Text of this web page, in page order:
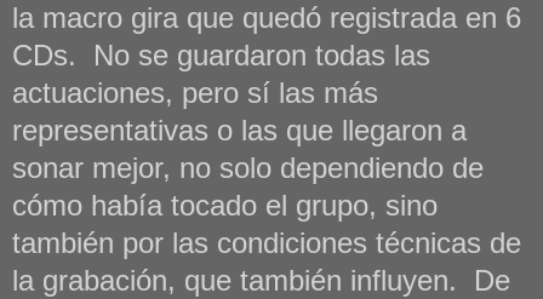
la macro gira que quedó registrada en 6
CDs. No se guardaron todas las
actuaciones, pero sí las más
representativas o las que llegaron a
sonar mejor, no solo dependiendo de
cómo había tocado el grupo, sino
también por las condiciones técnicas de
la grabación, que también influyen. De